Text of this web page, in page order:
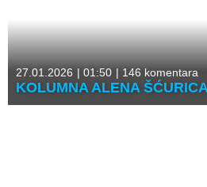
27.01.2026 | 01:50 | 146 komentara
KOLUMNA ALENA